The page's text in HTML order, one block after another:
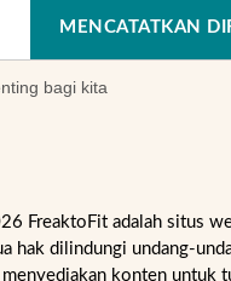
MENCATATKAN
bagi kita
FreaktoFit adalah situs
hak dilindungi undang-
menyediakan konten untuk